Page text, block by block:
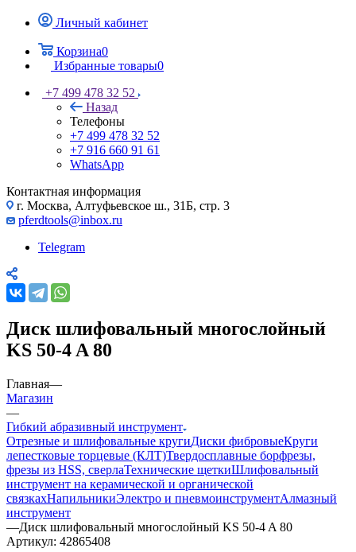
Личный кабинет
Корзина0
Избранные товары0
+7 499 478 32 52
Назад
Телефоны
+7 499 478 32 52
+7 916 660 91 61
WhatsApp
Контактная информация
г. Москва, Алтуфьевское ш., 31Б, стр. 3
pferdtools@inbox.ru
Telegram
Диск шлифовальный многослойный
KS 50-4 A 80
Главная—
Магазин
—
Гибкий абразивный инструмент
Отрезные и шлифовальные кругиДиски фибровыеКруги
лепестковые торцевые (КЛТ)Твердосплавные борфрезы,
фрезы из HSS, сверлаТехнические щеткиШлифовальный
инструмент на керамической и органической
связкахНапильникиЭлектро и пневмоинструментАлмазный
инструмент
—Диск шлифовальный многослойный KS 50-4 A 80
Артикул: 42865408